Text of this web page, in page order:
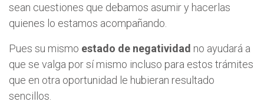
sean cuestiones que debamos asumir y hacerlas
quienes lo estamos acompañando.
Pues su mismo estado de negatividad no ayudará a
que se valga por sí mismo incluso para estos trámites
que en otra oportunidad le hubieran resultado
sencillos.